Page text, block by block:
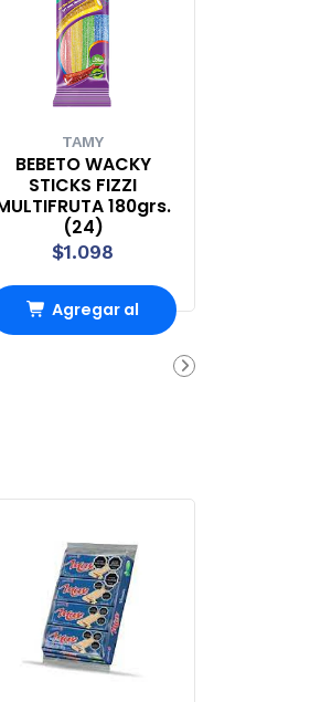
TAMY
BEBETO WACKY
STICKS FIZZI
180grs.
(24)
$1.098
Agregar al